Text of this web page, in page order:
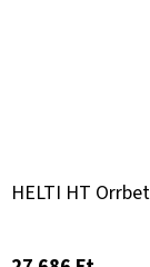
HELTI HT